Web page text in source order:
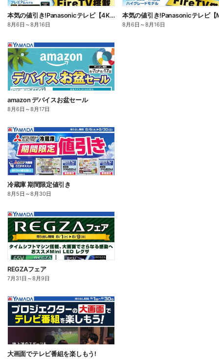
本気の値引き!Panasonicテレビ【4K有機EL】
8月6日 ～8月16日 8月6日 ～8月16日
amazon デバイスお盆セール
8月6日 ～8月17日
冷蔵庫 期間限定値引き
8月5日 ～8月30日
REGZAフェア
7月31日 ～8月9日
大画面でテレビ番組を楽しもう!